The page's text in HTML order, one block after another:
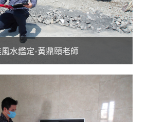
風水鑑定-黃鼎頤老師